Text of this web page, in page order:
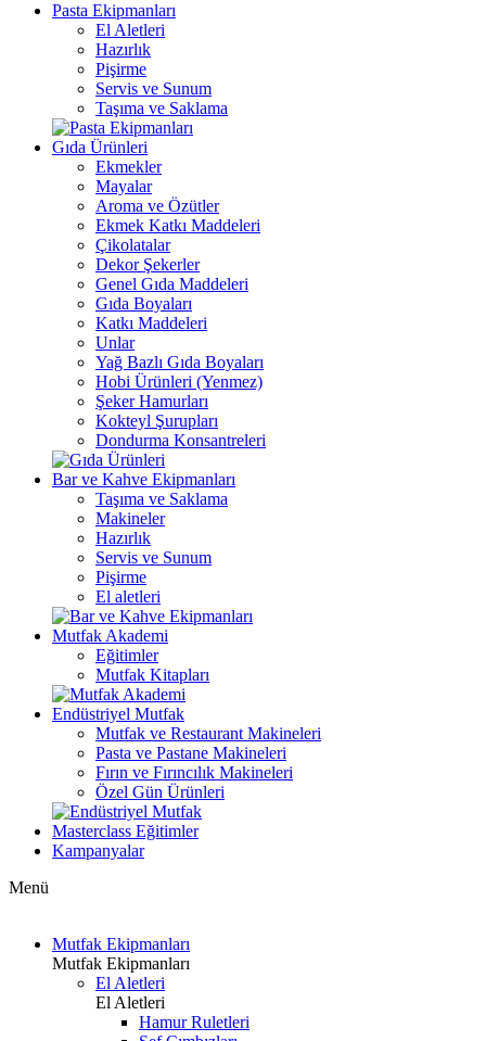
Pasta Ekipmanları
El Aletleri
Hazırlık
Pişirme
Servis ve Sunum
Taşıma ve Saklama
Gıda Ürünleri
Ekmekler
Mayalar
Aroma ve Özütler
Ekmek Katkı Maddeleri
Çikolatalar
Dekor Şekerler
Genel Gıda Maddeleri
Gıda Boyaları
Katkı Maddeleri
Unlar
Yağ Bazlı Gıda Boyaları
Hobi Ürünleri (Yenmez)
Şeker Hamurları
Kokteyl Şurupları
Dondurma Konsantreleri
Bar ve Kahve Ekipmanları
Taşıma ve Saklama
Makineler
Hazırlık
Servis ve Sunum
Pişirme
El aletleri
Mutfak Akademi
Eğitimler
Mutfak Kitapları
Endüstriyel Mutfak
Mutfak ve Restaurant Makineleri
Pasta ve Pastane Makineleri
Fırın ve Fırıncılık Makineleri
Özel Gün Ürünleri
Masterclass Eğitimler
Kampanyalar
Menü
Mutfak Ekipmanları
Mutfak Ekipmanları
El Aletleri
El Aletleri
Hamur Ruletleri